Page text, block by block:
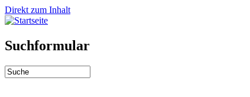
Direkt zum Inhalt
Suchformular